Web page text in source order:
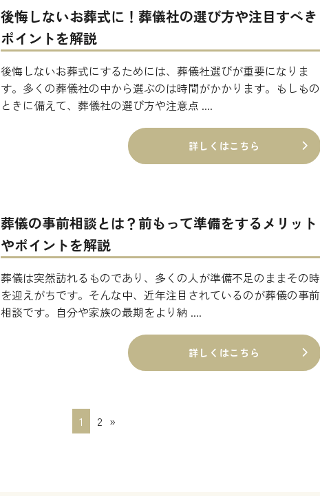
後悔しないお葬式に！葬儀社の選び方や注目すべき
ポイントを解説
後悔しないお葬式にするためには、葬儀社選びが重要になりま
す。多くの葬儀社の中から選ぶのは時間がかかります。もしもの
ときに備えて、葬儀社の選び方や注意点 ....
詳しくはこちら
葬儀の事前相談とは？前もって準備をするメリット
やポイントを解説
葬儀は突然訪れるものであり、多くの人が準備不足のままその時
を迎えがちです。そんな中、近年注目されているのが葬儀の事前
相談です。自分や家族の最期をより納 ....
詳しくはこちら
1 2 »